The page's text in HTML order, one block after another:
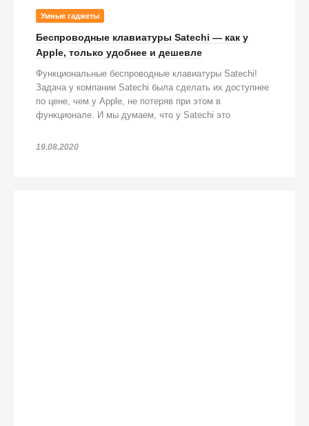
Умные гаджеты
Беспроводные клавиатуры Satechi — как у
Apple, только удобнее и дешевле
Функциональные беспроводные клавиатуры Satechi!
Задача у компании Satechi была сделать их доступнее
по цене, чем у Apple, не потеряв при этом в
функционале. И мы думаем, что у Satechi это
19.08.2020